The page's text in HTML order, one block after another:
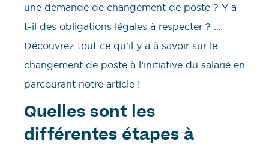
une demande de changement de poste ? Y a-
t-il des obligations légales à respecter ? …
Découvrez tout ce qu’il y a à savoir sur le
changement de poste à l’initiative du salarié en
parcourant notre article !
Quelles sont les
différentes étapes à